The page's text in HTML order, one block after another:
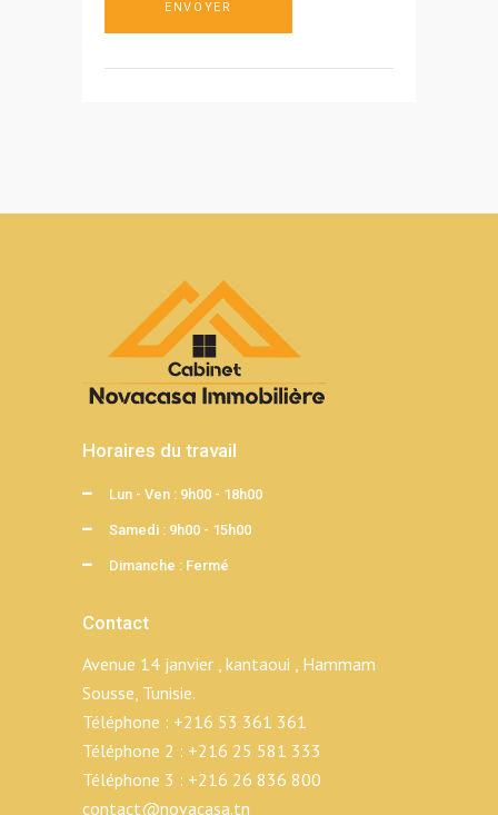
Horaires du travail
Lun - Ven : 9h00 - 18h00
Samedi : 9h00 - 15h00
Dimanche : Fermé
Contact
Avenue 14 janvier , kantaoui , Hammam
Sousse, Tunisie.
Téléphone : +216 53 361 361
Téléphone 2 : +216 25 581 333
Téléphone 3 : +216 26 836 800
contact@novacasa.tn